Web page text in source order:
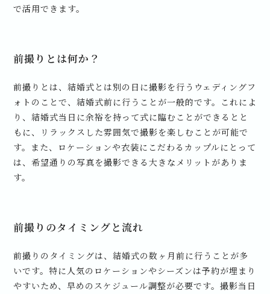
で活用できます。
前撮りとは何か？
前撮りとは、結婚式とは別の日に撮影を行うウェディングフ
ォトのことで、結婚式前に行うことが一般的です。これによ
り、結婚式当日に余裕を持って式に臨むことができるとと
もに、リラックスした雰囲気で撮影を楽しむことが可能で
す。また、ロケーションや衣装にこだわるカップルにとって
は、希望通りの写真を撮影できる大きなメリットがありま
す。
前撮りのタイミングと流れ
前撮りのタイミングは、結婚式の数ヶ月前に行うことが多
いです。特に人気のロケーションやシーズンは予約が埋まり
やすいため、早めのスケジュール調整が必要です。撮影当日